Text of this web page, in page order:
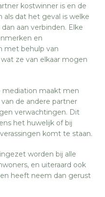
kostwinner is en de
als dat het geval is welke
aan verbinden. Elke
en
met behulp van
ze van elkaar mogen
mediation maakt men
de andere partner
verwachtingen. Dit
het huwelijk of bij
komt te staan.
worden bij alle
en uiteraard ook
heeft neem dan gerust